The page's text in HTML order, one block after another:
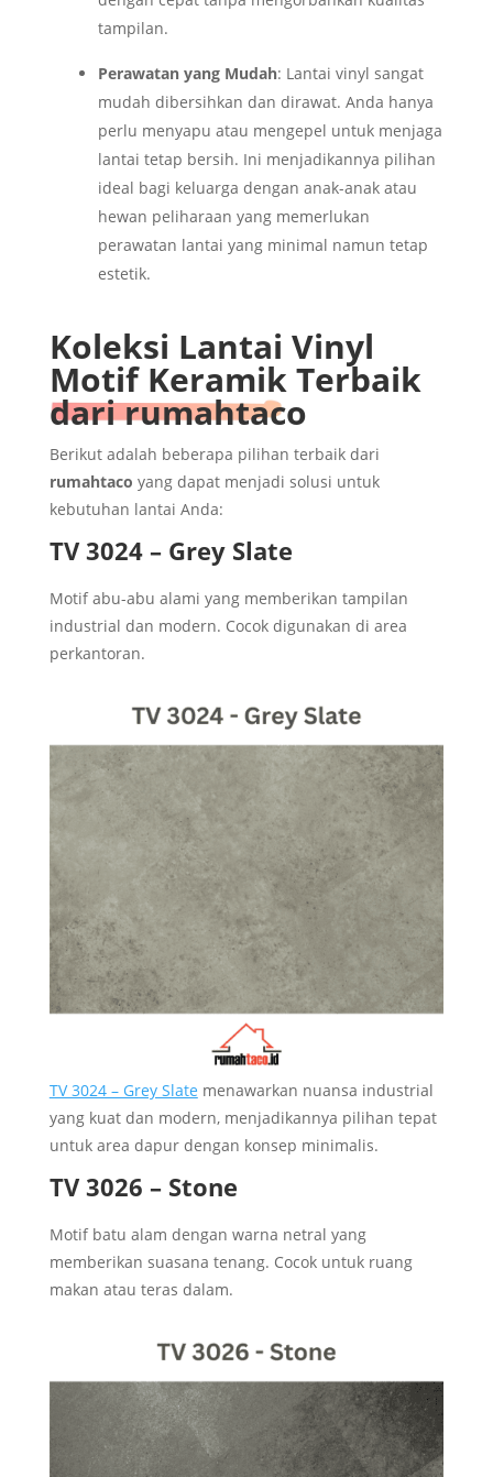
tampilan.
Perawatan yang Mudah: Lantai vinyl sangat
mudah dibersihkan dan dirawat. Anda hanya
perlu menyapu atau mengepel untuk menjaga
lantai tetap bersih. Ini menjadikannya pilihan
ideal bagi keluarga dengan anak-anak atau
hewan peliharaan yang memerlukan
perawatan lantai yang minimal namun tetap
estetik.
Koleksi Lantai Vinyl
Motif Keramik Terbaik
dari rumahtaco
Berikut adalah beberapa pilihan terbaik dari
rumahtaco yang dapat menjadi solusi untuk
kebutuhan lantai Anda:
TV 3024 – Grey Slate
Motif abu-abu alami yang memberikan tampilan
industrial dan modern. Cocok digunakan di area
perkantoran.
TV 3024 – Grey Slate menawarkan nuansa industrial
yang kuat dan modern, menjadikannya pilihan tepat
untuk area dapur dengan konsep minimalis.
TV 3026 – Stone
Motif batu alam dengan warna netral yang
memberikan suasana tenang. Cocok untuk ruang
makan atau teras dalam.